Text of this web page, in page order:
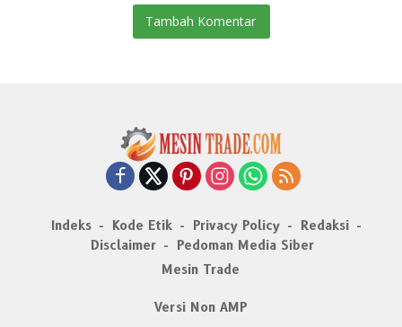
Tambah Komentar
Indeks Kode Etik Privacy Policy
Redaksi
Disclaimer
Pedoman Media Siber
Mesin Trade
Versi Non AMP